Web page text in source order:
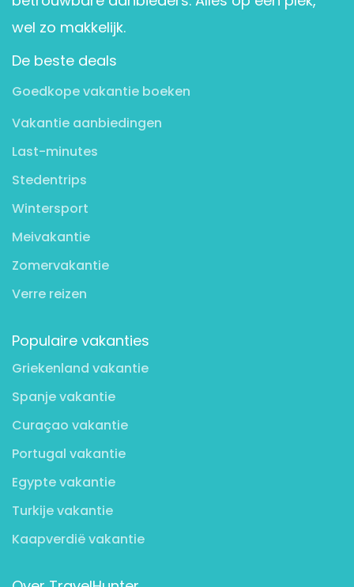
wel zo makkelijk.
De beste deals
Goedkope vakantie boeken
Vakantie aanbiedingen
Last-minutes
Stedentrips
Wintersport
Meivakantie
Zomervakantie
Verre reizen
Populaire vakanties
Griekenland vakantie
Spanje vakantie
Curaçao vakantie
Portugal vakantie
Egypte vakantie
Turkije vakantie
Kaapverdië vakantie